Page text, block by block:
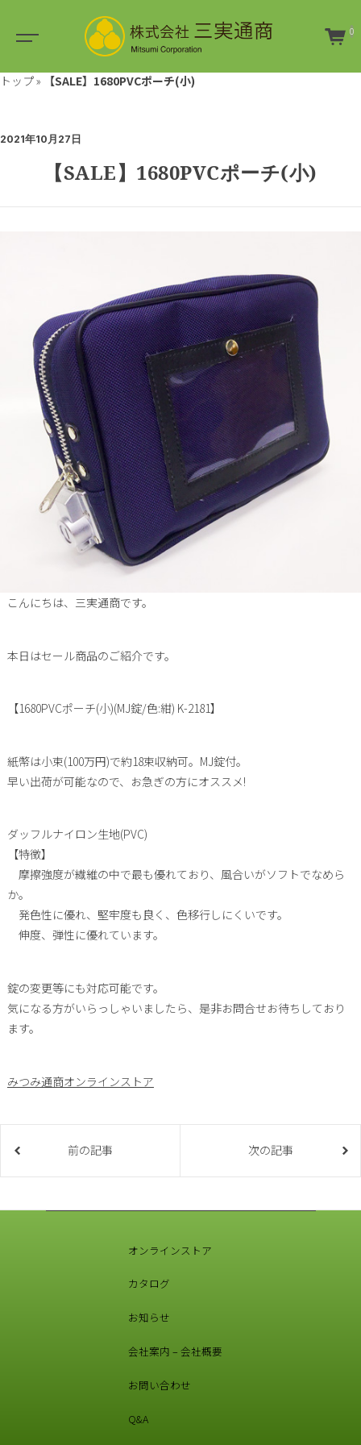
0
トップ» 【SALE】1680PVCポーチ(小)
2021年10月27日
【SALE】1680PVCポーチ(小)
こんにちは、三実通商です。
本日はセール商品のご紹介です。
【1680PVCポーチ(小)(MJ錠/色:紺) K-2181】
紙幣は小束(100万円)で約18束収納可。MJ錠付。
早い出荷が可能なので、お急ぎの方にオススメ!
ダッフルナイロン生地(PVC)
【特徴】
摩擦強度が繊維の中で最も優れており、風合いがソフトでなめら
か。
発色性に優れ、堅牢度も良く、色移行しにくいです。
伸度、弾性に優れています。
錠の変更等にも対応可能です。
気になる方がいらっしゃいましたら、是非お問合せお待ちしており
ます。
みつみ通商オンラインストア
前の記事 次の記事
オンラインストア
カタログ
お知らせ
会社案内 – 会社概要
お問い合わせ
Q&A